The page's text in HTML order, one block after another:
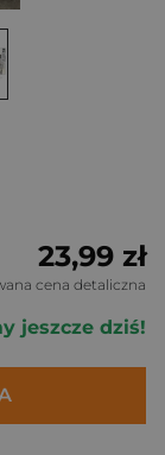
23,99 zł
cena detaliczna
jeszcze dziś!